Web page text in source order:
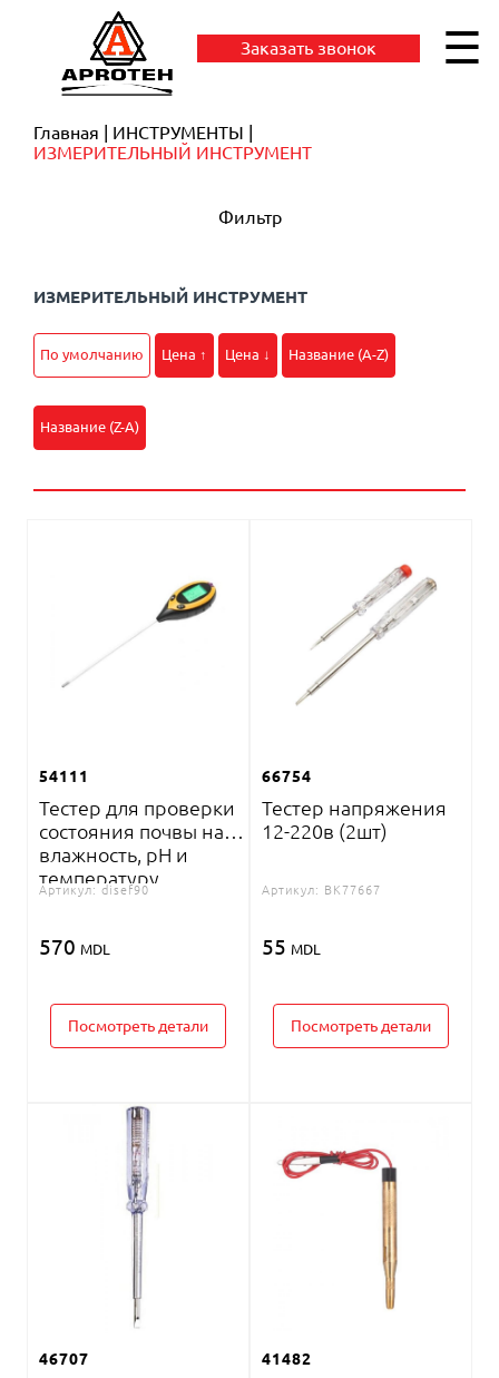
Заказать звонок ☰
Главная
ИНСТРУМЕНТЫ
ИЗМЕРИТЕЛЬНЫЙ ИНСТРУМЕНТ
Фильтр
ИЗМЕРИТЕЛЬНЫЙ ИНСТРУМЕНТ
По умолчанию Цена ↑ Цена ↓ Название (A-Z)
Название (Z-A)
54111
Тестер для проверки
состояния почвы на
влажность, pH и
температуру
Артикул: disef90
570 MDL
Посмотреть детали
66754
Тестер напряжения
12-220в (2шт)
Артикул: BK77667
55 MDL
Посмотреть детали
46707 41482